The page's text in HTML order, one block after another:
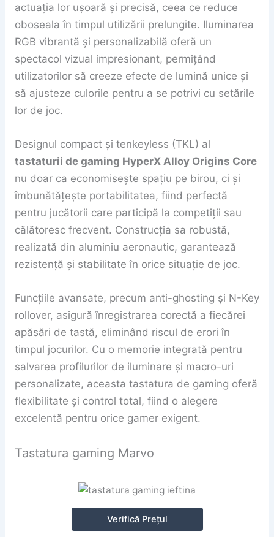
actuația lor ușoară și precisă, ceea ce reduce
oboseala în timpul utilizării prelungite. Iluminarea
RGB vibrantă și personalizabilă oferă un
spectacol vizual impresionant, permițând
utilizatorilor să creeze efecte de lumină unice și
să ajusteze culorile pentru a se potrivi cu setările
lor de joc.
Designul compact și tenkeyless (TKL) al
tastaturii de gaming HyperX Alloy Origins Core
nu doar ca economisește spațiu pe birou, ci și
îmbunătățește portabilitatea, fiind perfectă
pentru jucătorii care participă la competiții sau
călătoresc frecvent. Construcția sa robustă,
realizată din aluminiu aeronautic, garantează
rezistență și stabilitate în orice situație de joc.
Funcțiile avansate, precum anti-ghosting și N-Key
rollover, asigură înregistrarea corectă a fiecărei
apăsări de tastă, eliminând riscul de erori în
timpul jocurilor. Cu o memorie integrată pentru
salvarea profilurilor de iluminare și macro-uri
personalizate, aceasta tastatura de gaming oferă
flexibilitate și control total, fiind o alegere
excelentă pentru orice gamer exigent.
Tastatura gaming Marvo
Verifică Prețul